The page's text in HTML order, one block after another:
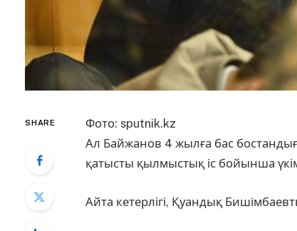
SHARE
Фото: sputnik.kz
Ал Байжанов 4 жылға бас
қатысты қылмыстық іс бойынша
Айта кетерлігі, Қуандық